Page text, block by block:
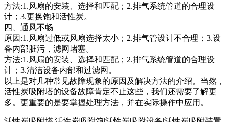
方法:1.风扇的安装、选择和匹配；2.排气系统管道的合理设
计；3.更换饱和活性炭。
四、通风不畅
原因:1.风扇过低或风扇选择太小；2.排气管设计不合理；3.设
备内部脏污，滤网堵塞。
方法:1.风扇的安装、选择和匹配；2.排气系统管道的合理设
计；3.清洁设备内部和过滤网。
以上是对几种常见故障现象的原因及解决方法的介绍。当然，
活性炭吸附塔的设备故障肯定不止这些，我们还需要了解更
多。更重要的是要掌握处理方法，并在实际操作中应用。